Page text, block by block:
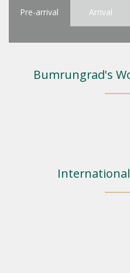
Pre-arrival Arrival
Bumrungrad's